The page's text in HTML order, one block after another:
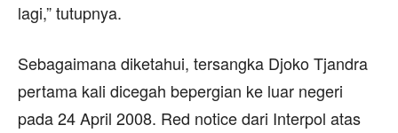
lagi,” tutupnya.
Sebagaimana diketahui, tersangka Djoko Tjandra
pertama kali dicegah bepergian ke luar negeri
pada 24 April 2008. Red notice dari Interpol atas